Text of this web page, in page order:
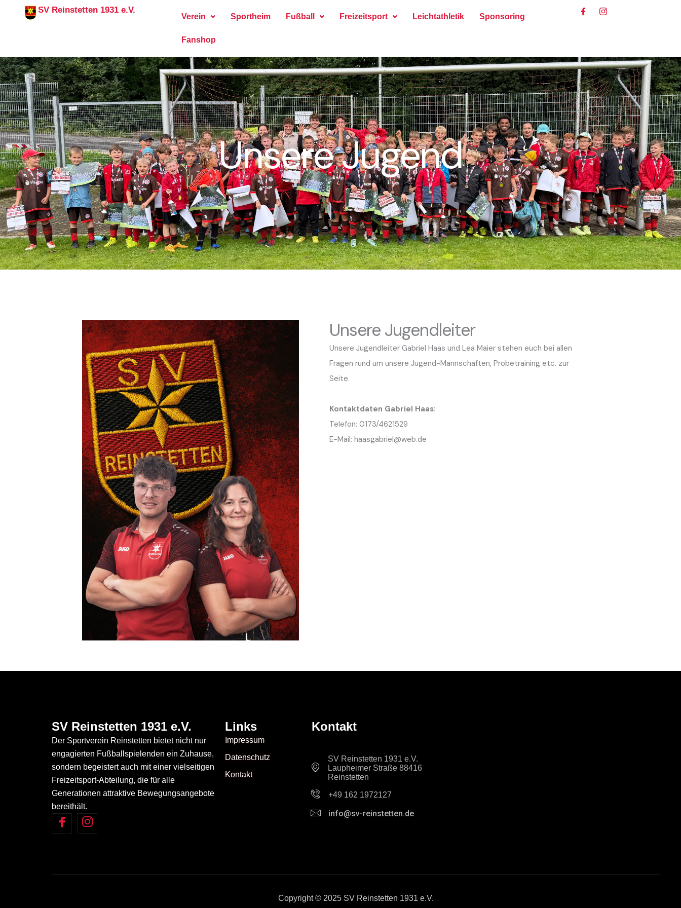
SV Reinstetten 1931 e.V.
Verein Sportheim Fußball Freizeitsport Leichtathletik Sponsoring
Fanshop
Unsere Jugend
Unsere Jugendleiter
Unsere Jugendleiter Gabriel Haas und Lea Maier stehen euch bei allen
Fragen rund um unsere Jugend-Mannschaften, Probetraining etc. zur
Seite.
Kontaktdaten Gabriel Haas:
Telefon: 0173/4621529
E-Mail: haasgabriel@web.de
SV Reinstetten 1931 e.V.
Der Sportverein Reinstetten bietet nicht nur
engagierten Fußballspielenden ein Zuhause,
sondern begeistert auch mit einer vielseitigen
Freizeitsport-Abteilung, die für alle
Generationen attraktive Bewegungsangebote
bereithält.
Links
Impressum
Datenschutz
Kontakt
Kontakt
SV Reinstetten 1931 e.V.
Laupheimer Straße 88416
Reinstetten
+49 162 1972127
info@sv-reinstetten.de
Copyright © 2025 SV Reinstetten 1931 e.V.